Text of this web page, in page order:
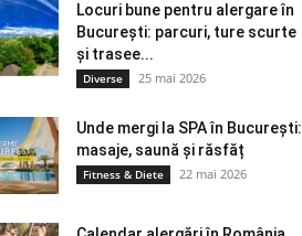
Locuri bune pentru alergare în
București: parcuri, ture scurte
și trasee...
Diverse 25 mai 2026
Unde mergi la SPA în București:
masaje, saună și răsfăț
Fitness & Diete 22 mai 2026